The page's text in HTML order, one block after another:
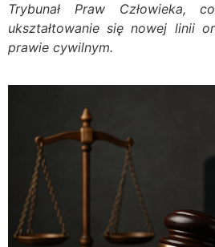
Trybunał Praw Człowieka,
ukształtowanie się nowej linii
prawie cywilnym.